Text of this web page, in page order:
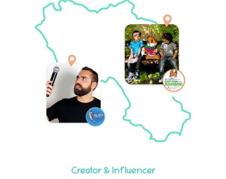
Creator & Influencer